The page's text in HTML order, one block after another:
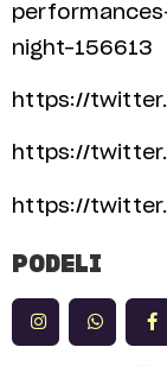
night-156613
https://
https://
https://
PODELI